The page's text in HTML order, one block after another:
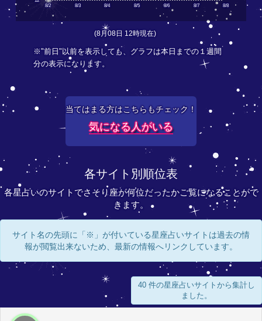
8/2 8/3 8/4 8/5 8/6 8/7 8/8
(8月08日 12時現在)
※"前日"以前を表示しても、グラフは本日までの１週間
分の表示になります。
当てはまる方はこちらもチェック！
気になる人がいる
各サイト別順位表
各星占いのサイトでさそり座が何位だったかご覧になることがで
きます。
サイト名の先頭に「※」が付いている星座占いサイトは過去の情
報が閲覧出来ないため、最新の情報へリンクしています。
40 件の星座占いサイトから集計し
ました。